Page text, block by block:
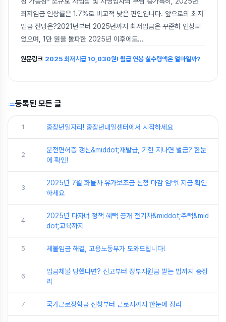
최저임금 인상률은 1.7%로 비교적 낮은 편인입니다. 앞으로의 최저
임금 전망은?2021년부터 2025년까지 최저임금은 꾸준히 인상되
었으며, 1만 원을 돌파한 2025년 이후에도...
원문링크 2025 최저시급 10,030원! 월급 연봉 실수령액은 얼마일까?
등록된 모든 글
1 중장년일자리! 중장년내일센터에서 시작하세요
2
운전면허증 갱신&middot;재발급, 기한 지나면 벌금? 한눈
에 확인!
3
2025년 7월 화물차 유가보조금 신청 마감 임박! 지금 확인
하세요
4
2025년 다자녀 정책 혜택 공개 전기차&middot;주택&mid
dot;교육까지
5 체불임금 해결, 고용노동부가 도와드립니다!
6
임금체불 당했다면? 신고부터 정부지원금 받는 법까지 총정
리
7 국가근로장학금 신청부터 근로지까지 한눈에 정리